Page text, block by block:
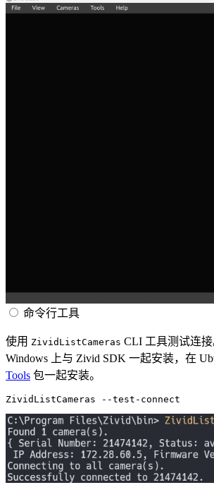
命令行工具
使用 ZividListCameras CLI 工具测试连
Windows 上与 Zivid SDK 一起安装，在
Tools 包一起安装。
ZividListCameras